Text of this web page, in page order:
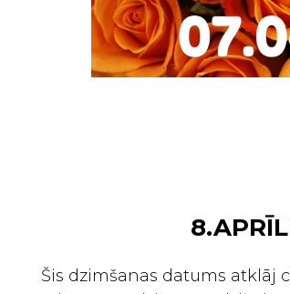
Šis dzimšanas datums atklāj